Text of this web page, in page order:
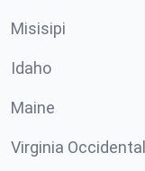
Misisipi
Idaho
Maine
Virginia Occidental